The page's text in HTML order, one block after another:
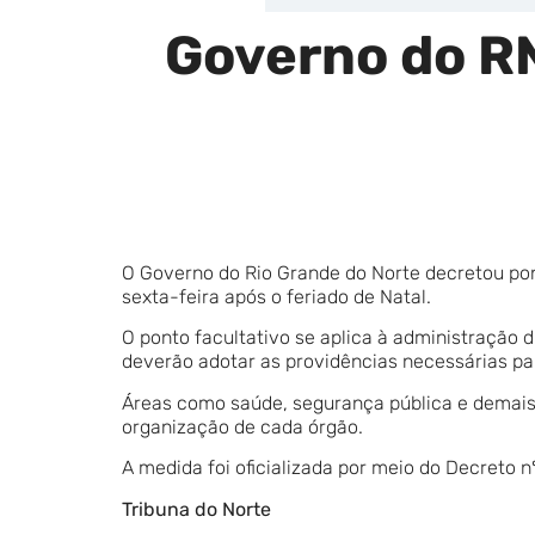
Governo do
O Governo do Rio Grande do Norte decretou
sexta-feira após o feriado de Natal.
O ponto facultativo se aplica à administração
deverão adotar as providências necessárias
Áreas como saúde, segurança pública e
organização de cada órgão.
A medida foi oficializada por meio do Decreto
Tribuna do Norte